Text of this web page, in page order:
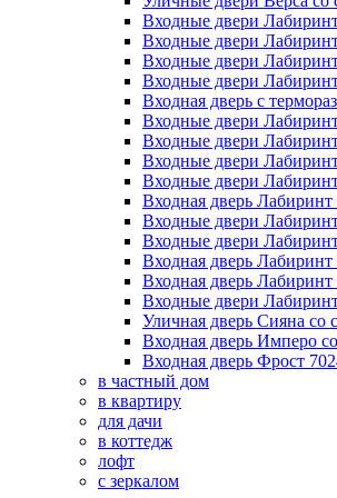
Входные двери
Входные двери
Входные двери
Входные двери
Входная дверь с
Входные двери
Входные двери
Входные двери
Входные двери
Входная дверь
Входные двери
Входные двери
Входная дверь Лабиринт
Входная дверь
Входные двери
Уличная дверь Сияна со
Входная дверь Имперо
Входная дверь Фрост
в частный дом
в квартиру
для дачи
в коттедж
лофт
с зеркалом